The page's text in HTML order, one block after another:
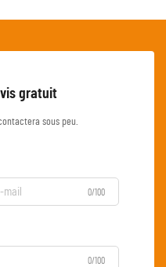
gratuit
sous peu.
0/100
0/100